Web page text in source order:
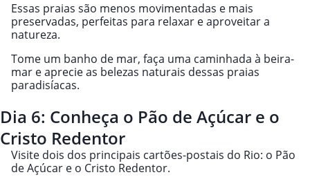
Essas praias são menos movimentadas e mais
preservadas, perfeitas para relaxar e aproveitar a
natureza.
Tome um banho de mar, faça uma caminhada à beira-
mar e aprecie as belezas naturais dessas praias
paradisíacas.
Dia 6: Conheça o Pão de Açúcar e o
Cristo Redentor
Visite dois dos principais cartões-postais do Rio: o Pão
de Açúcar e o Cristo Redentor.